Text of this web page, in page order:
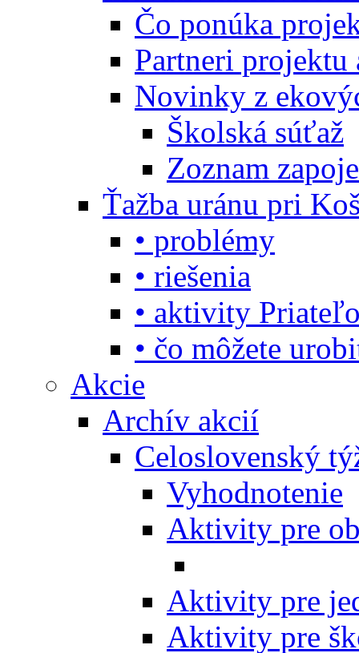
Čo ponúka
Partneri projektu
Novinky z
Školská súťaž
Zoznam
Ťažba uránu pri
• problémy
• riešenia
• aktivity
• čo môžete
Akcie
Archív akcií
Celoslovenský
Vyhodnotenie
Aktivity pre
Aktivity pre
Aktivity pre